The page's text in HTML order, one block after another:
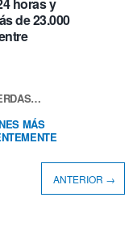
horas y
de 23.000
MÁS
ANTERIOR →